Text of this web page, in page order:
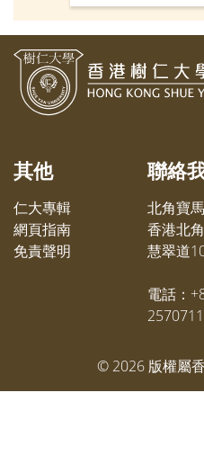
其他
仁大專輯
網頁指南
免責聲明
聯絡
北角寶
香港北
慧翠道
電話：
© 2026版權屬